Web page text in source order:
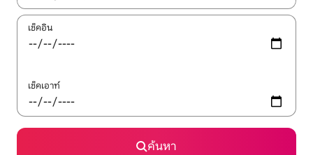
เช็คอิน
เช็คเอาท์
ค้นหา